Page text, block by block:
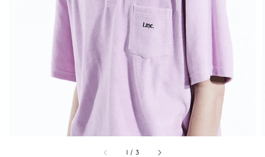
1 / 3